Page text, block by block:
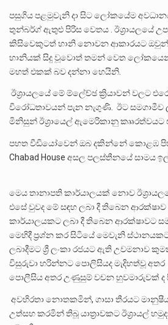
පසුගිය පළමුවැනි දා සිට ලෝකයේම
තුන්බර්ග් ඇතුළු පිරිස වෙතය . ඊශ්‍රායලයේ
කිසිවෙකුටත් හානි නොවන ආකාරයට ඔවුන්
හානියක් සිදු වූවොත් තමන් වෙත
මහත් එකක් බව දන්නා හෙයිනි.
ඊශ්‍රායලයේ මේ ම්ලේච්ඡ ක්‍රියාවන් වලට
විරෝධතාවයන් පැන නැගුණි. ඊට සමගාමීව
මිනිසුන් ඊශ්‍රායෙල් ඇමෙරිකානු කෲරත්වයට
පහත වීඩියෝවෙන් ඔබ දකින්නේ කොළඹ
Chabad House අසල පලස්තීනයේ සාමය
මෙය තානාපති කාර්යාලයක් නොව
එසේ වුවද මේ සඳහ ලබා දී තිබෙන
කාර්යාලයකට ලබා දී තිබෙන ආරක්ෂාවට
මෙහිදී ප්‍රශ්න කර සිටියේ මෙවැනි
ලබාදීමට ශ්‍රී ලංකා රජයට ඇති උවමනාව
විසුරුවා හරින්නට පොලිසියද මැදිහත්වූ
පොලීසිය අතර උණුසුම් වචන හුවමාරුවක් ද
අවහිරතා නොතකමින්, ගාසා තීරයට මානුෂීය
උත්සහ කරමින් තිබූ යාත්‍රාවකට ඊශ්‍රායල්